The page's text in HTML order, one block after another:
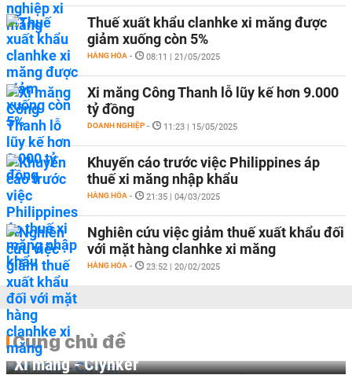
Thuế xuất khẩu clanhke xi măng được
giảm xuống còn 5%
HÀNG HÓA - 08:11 | 21/05/2025
Xi măng Công Thanh lỗ lũy kế hơn 9.000
tỷ đồng
DOANH NGHIỆP - 11:23 | 15/05/2025
Khuyến cáo trước việc Philippines áp
thuế xi măng nhập khẩu
HÀNG HÓA - 21:35 | 04/03/2025
Nghiên cứu việc giảm thuế xuất khẩu đối
với mặt hàng clanhke xi măng
HÀNG HÓA - 23:52 | 20/02/2025
Cùng chủ đề
Xi măng - Clynker